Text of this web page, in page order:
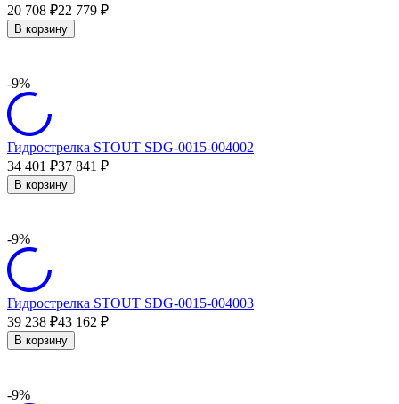
20 708 ₽22 779 ₽
В корзину
-9%
Гидрострелка STOUT SDG-0015-004002
34 401
₽37 841 ₽
В корзину
-9%
Гидрострелка STOUT SDG-0015-004003
39 238 ₽43 162 ₽
В корзину
-9%